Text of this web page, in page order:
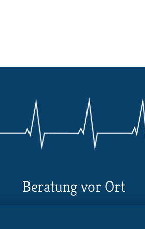
Beratung vor Ort